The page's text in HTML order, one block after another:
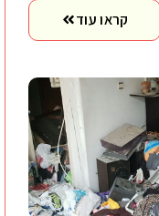
קראו עוד